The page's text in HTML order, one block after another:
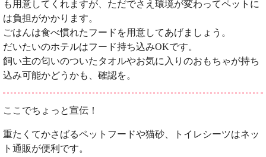
も用意してくれますが、ただでさえ環境が変わってペットに
は負担がかかります。
ごはんは食べ慣れたフードを用意してあげましょう。
だいたいのホテルはフード持ち込みOKです。
飼い主の匂いのついたタオルやお気に入りのおもちゃが持ち
込み可能かどうかも、確認を。
ここでちょっと宣伝！
重たくてかさばるペットフードや猫砂、トイレシーツはネッ
ト通販が便利です。